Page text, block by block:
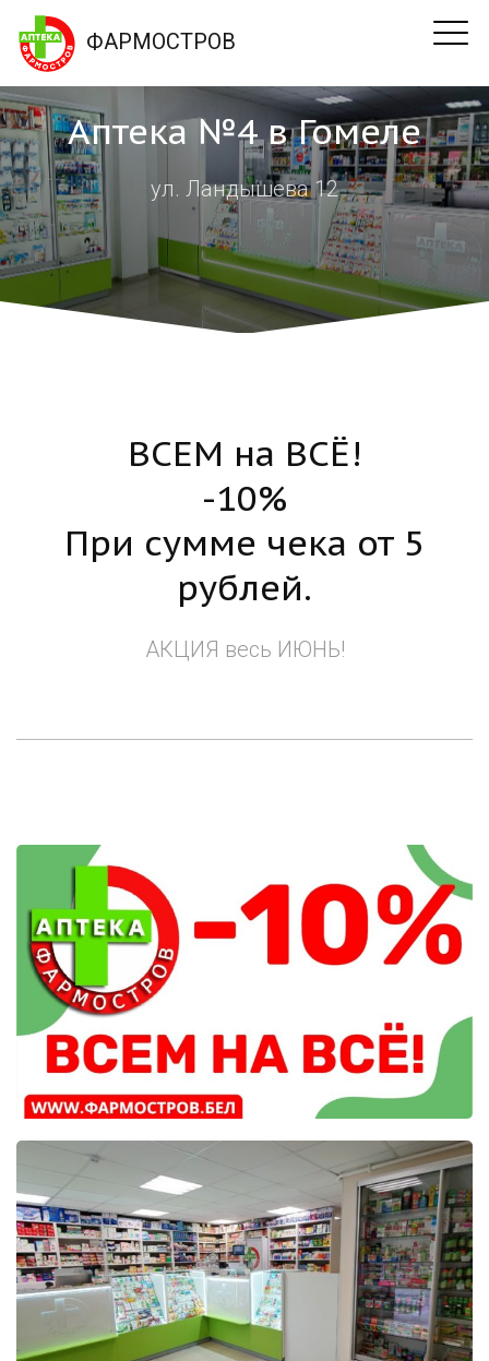
ФАРМОСТРОВ
Аптека №4 в Гомеле
ул. Ландышева 12
ВСЕМ на ВСЁ!
-10%
При сумме чека от 5
рублей.
АКЦИЯ весь ИЮНЬ!